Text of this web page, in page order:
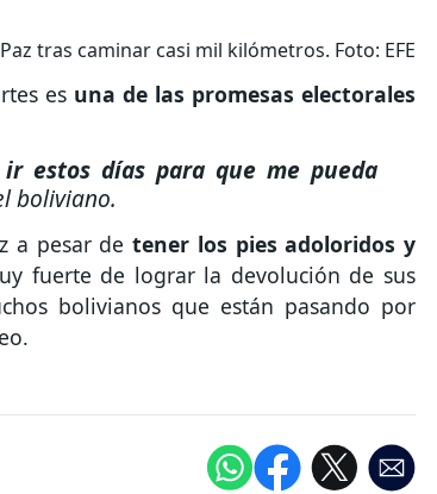
tras caminar casi mil kilómetros. Foto: EFE
es una de las promesas electorales
estos días para que me pueda
boliviano.
a pesar de tener los pies adoloridos y
fuerte de lograr la devolución de sus
bolivianos que están pasando por